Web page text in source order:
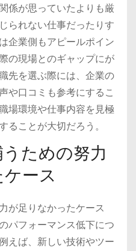
係が思っていたよりも厳
られない仕事だったりす
企業側もアピールポイン
の現場とのギャップにが
先を選ぶ際には、企業の
や口コミも参考にするこ
場環境や仕事内容を見極
ることが大切だろう。
ための努力
ース
が足りなかったケース
パフォーマンス低下につ
えば、新しい技術やツー